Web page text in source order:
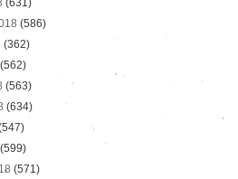
(631)
(586)
(362)
(562)
(563)
(634)
(599)
(571)